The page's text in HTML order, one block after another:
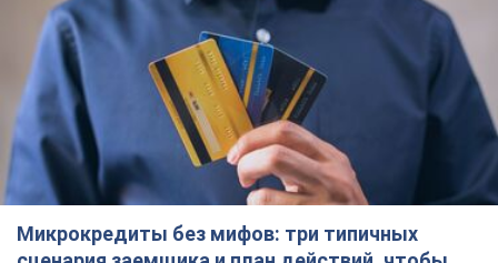
Микрокредиты без мифов: три типичных
сценария заемщика и план действий, чтобы
уберечь свои деньги
Что нужно делать украинцам, чтобы не переплачивать за
"быстрый займ"
3 години тому 23,1 т.
Херсон полностью остался без света, во
Львове аварийные отключения: ситуация в